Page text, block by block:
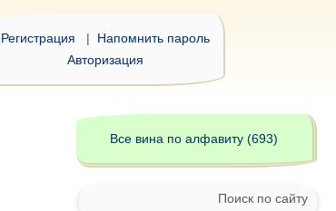
Регистрация | Напомнить пароль
Авторизация
Все вина по алфавиту (693)
Поиск по сайту